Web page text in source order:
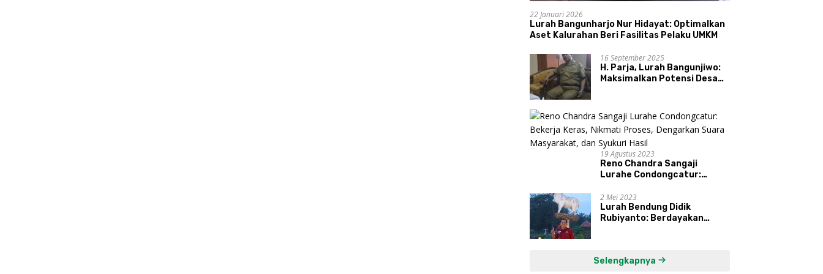
22 Januari 2026
Lurah Bangunharjo Nur Hidayat: Optimalkan
Aset Kalurahan Beri Fasilitas Pelaku UMKM
16 September 2025
H. Parja, Lurah Bangunjiwo:
Maksimalkan Potensi Desa
19 Agustus 2023
Reno Chandra Sangaji
Lurahe Condongcatur:
Proses, Dengarkan Suara
Masyarakat, dan Syukuri
Hasil
2 Mei 2023
Lurah Bendung Didik
Rubiyanto: Berdayakan
Selengkapnya